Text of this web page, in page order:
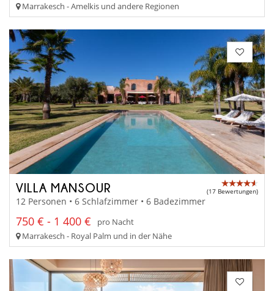
Marrakesch - Amelkis und andere Regionen
VILLA MANSOUR (17 Bewertungen)
12 Personen • 6 Schlafzimmer • 6 Badezimmer
750 € - 1 400 €
pro Nacht
Marrakesch - Royal Palm und in der Nähe